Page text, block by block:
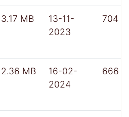
3.17 MB
13-11-
2023
704
2.36 MB
16-02-
2024
666